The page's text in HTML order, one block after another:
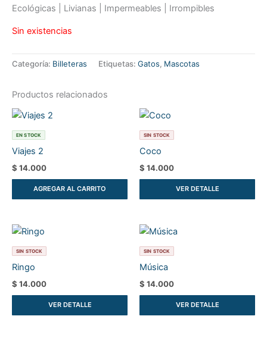
Ecológicas | Livianas | Impermeables | Irrompibles
Sin existencias
Categoría: Billeteras Etiquetas: Gatos, Mascotas
Productos relacionados
EN STOCK
Viajes 2
$ 14.000
AGREGAR AL CARRITO
SIN STOCK
Coco
$ 14.000
VER DETALLE
SIN STOCK
Ringo
$ 14.000
VER DETALLE
SIN STOCK
Música
$ 14.000
VER DETALLE